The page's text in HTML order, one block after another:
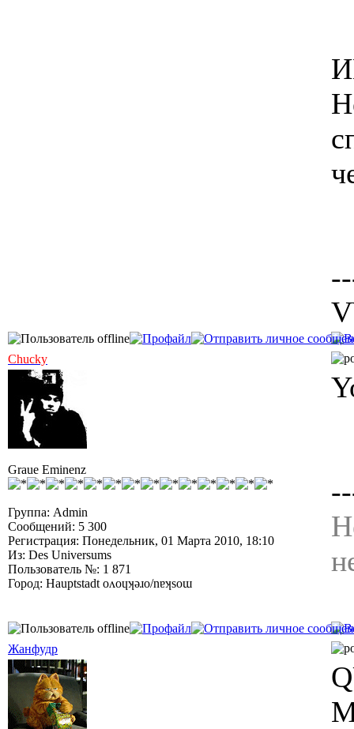
Chucky
Graue Eminenz
Группа: Admin
Сообщений: 5 300
Регистрация: Понедельник, 01 Марта 2010, 18:10
Из: Des Universums
Пользователь №: 1 871
Город: Hauptstadt oʌoɥʞǝɹo/nɐʞsoɯ
Жанфудр